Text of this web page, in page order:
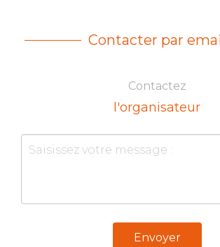
Contacter par
Contactez
l'organisateur
Envoyer